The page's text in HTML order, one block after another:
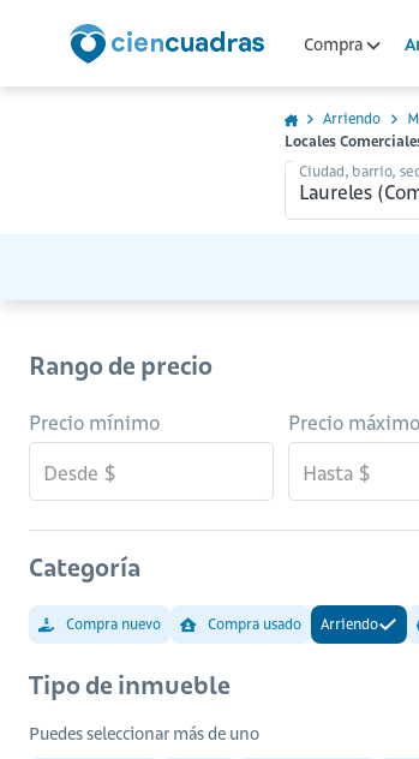
Compra
Arriendo
Locales
Ciudad, barrio,
Rango de precio
Precio mínimo Precio máximo
Categoría
Compra nuevo Compra usado Arriendo
Tipo de inmueble
Puedes seleccionar más de uno